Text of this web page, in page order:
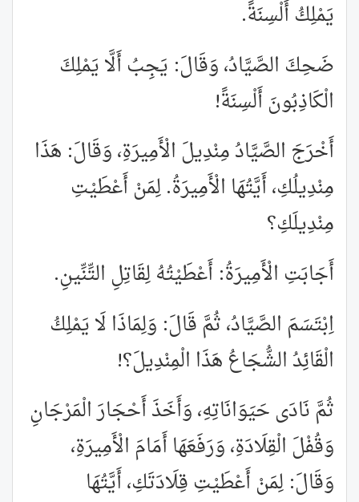
يَمْلِكُ أَلْسِنَةً.
ضَحِكَ الصَّيَّادُ، وَقَالَ: يَجِبُ أَلَّا يَمْلِكَ
الْكَاذِبُونَ أَلْسِنَةً!
أَخْرَجَ الصَّيَّادُ مِنْدِيلَ الْأَمِيرَةِ، وَقَالَ: هَذَا
مِنْدِيلُكِ، أَيَّتُهَا الْأَمِيرَةُ. لِمَنْ أَعْطَيْتِ
مِنْدِيلَكِ؟
أَجَابَتِ الْأَمِيرَةُ: أَعْطَيْتُهُ لِقَاتِلِ التِّنِّينِ.
اِبْتَسَمَ الصَّيَّادُ، ثُمَّ قَالَ: وَلِمَاذَا لَا يَمْلِكُ
الْقَائِدُ الشُّجَاعُ هَذَا الْمِنْدِيلَ؟!
ثُمَّ نَادَى حَيَوَانَاتِهِ، وَأَخَذَ أَحْجَارَ الْمَرْجَانِ
وَقُفْلَ الْقِلَادَةِ، وَرَفَعَهَا أَمَامَ الْأَمِيرَةِ،
وَقَالَ: لِمَنْ أَعْطَيْتِ قِلَادَتَكِ، أَيَّتُهَا